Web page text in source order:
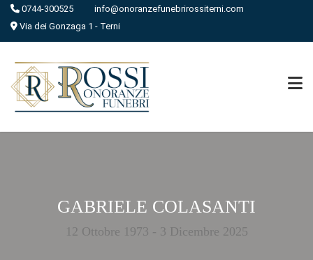
0744-300525
info@onoranzefunebrirossiterni.com
Via dei Gonzaga 1 - Terni
GABRIELE COLASANTI
12 Ottobre 1973 - 3 Dicembre 2025